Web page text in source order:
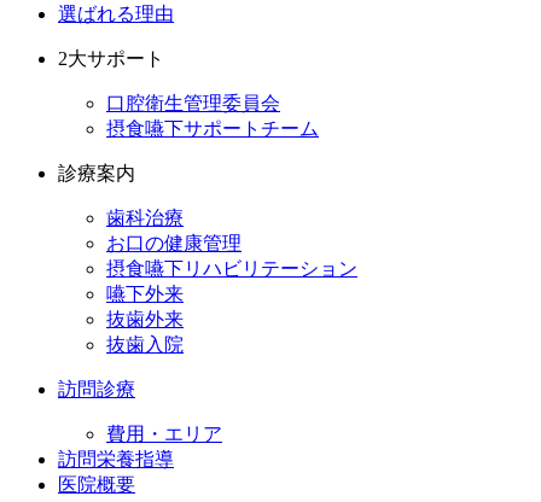
選ばれる理由
2大サポート
口腔衛生管理委員会
摂食嚥下サポートチーム
診療案内
歯科治療
お口の健康管理
摂食嚥下リハビリテーション
嚥下外来
抜歯外来
抜歯入院
訪問診療
費用・エリア
訪問栄養指導
医院概要